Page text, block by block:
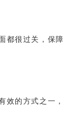
都很过关，保障
效的方式之一，